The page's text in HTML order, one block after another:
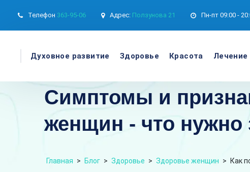
Телефон 363-95-06 Адрес: Ползунова 21 Пн-пт 09:00 -
Духовное развитие Здоровье Красота Лечение
Симптомы и
женщин - что нужно
Главная > Блог > Здоровье > Здоровье женщин > Как